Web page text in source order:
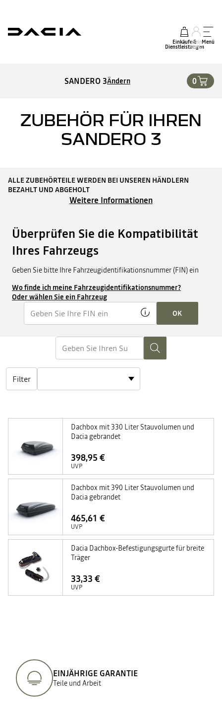
Einkäufe &
Dienstleistungen
mein
Konto
Menü
SANDERO 3Ändern 0
ZUBEHÖR FÜR IHREN
SANDERO 3
ALLE ZUBEHÖRTEILE WERDEN BEI UNSEREN HÄNDLERN
BEZAHLT UND ABGEHOLT
Weitere Informationen
Überprüfen Sie die Kompatibilität
Ihres Fahrzeugs
Geben Sie bitte Ihre Fahrzeugidentifikationsnummer (FIN) ein
Wo finde ich meine Fahrzeugidentifikationsnummer?
Oder wählen Sie ein Fahrzeug
OK
Filter
Dachbox mit 330 Liter Stauvolumen und
Dacia gebrandet
398,95 €
UVP
Dachbox mit 390 Liter Stauvolumen und
Dacia gebrandet
465,61 €
UVP
Dacia Dachbox-Befestigungsgurte für breite
Träger
33,33 €
UVP
EINJÄHRIGE GARANTIE
Teile und Arbeit